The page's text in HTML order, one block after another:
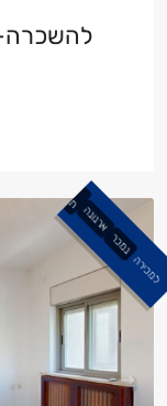
להשכרה-
למכירה
נמכר
ארנונה
צ
פון
ת
ל
פיות